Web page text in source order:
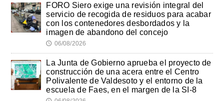
FORO Siero exige una revisión integral del
servicio de recogida de residuos para acabar
con los contenedores desbordados y la
imagen de abandono del concejo
🕔 06/08/2026
La Junta de Gobierno aprueba el proyecto de
construcción de una acera entre el Centro
Polivalente de Valdesoto y el entorno de la
escuela de Faes, en el margen de la SI-8